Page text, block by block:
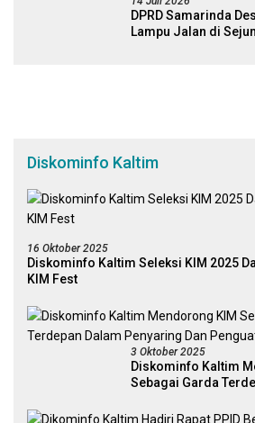
DPRD Samarinda
Lampu Jalan di
Diskominfo Kaltim
16 Oktober 2025
Diskominfo Kaltim Seleksi KIM 2025
KIM Fest
3 Oktober 2025
Diskominfo Kaltim
Sebagai Garda